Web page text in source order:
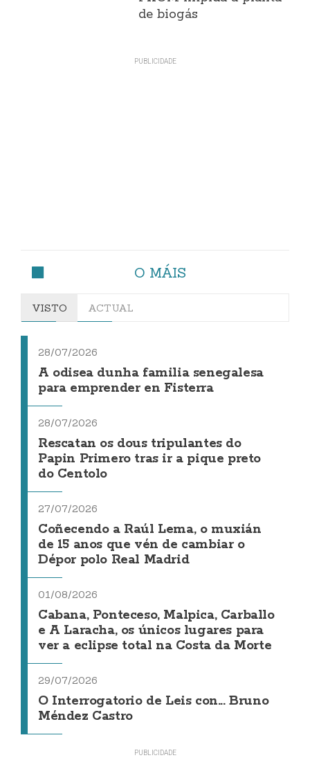
de biogás
O MÁIS
VISTO ACTUAL
28/07/2026
A odisea dunha familia senegalesa
para emprender en Fisterra
28/07/2026
Rescatan os dous tripulantes do
Papin Primero tras ir a pique preto
do Centolo
27/07/2026
Coñecendo a Raúl Lema, o muxián
de 15 anos que vén de cambiar o
Dépor polo Real Madrid
01/08/2026
Cabana, Ponteceso, Malpica, Carballo
e A Laracha, os únicos lugares para
ver a eclipse total na Costa da Morte
29/07/2026
O Interrogatorio de Leis con... Bruno
Méndez Castro